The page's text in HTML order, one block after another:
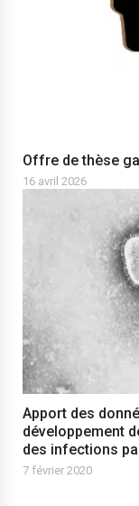
Offre de thèse
16 avril 2026
Apport des
développement
des infections
7 février 2020